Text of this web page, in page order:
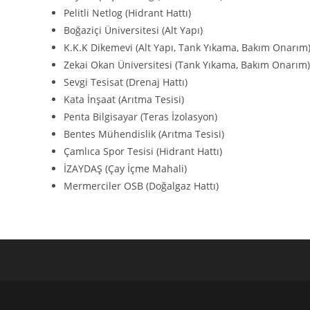
Pelitli Netlog (Hidrant Hattı)
Boğaziçi Üniversitesi (Alt Yapı)
K.K.K Dikemevi (Alt Yapı, Tank Yıkama, Bakım Onarım)
Zekai Okan Üniversitesi (Tank Yıkama, Bakım Onarım)
Sevgi Tesisat (Drenaj Hattı)
Kata İnşaat (Arıtma Tesisi)
Penta Bilgisayar (Teras İzolasyon)
Bentes Mühendislik (Arıtma Tesisi)
Çamlıca Spor Tesisi (Hidrant Hattı)
İZAYDAŞ (Çay İçme Mahali)
Mermerciler OSB (Doğalgaz Hattı)